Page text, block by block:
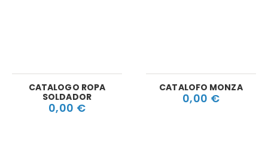
CATALOGO ROPA
SOLDADOR
0,00 €
CATALOFO MONZA
0,00 €